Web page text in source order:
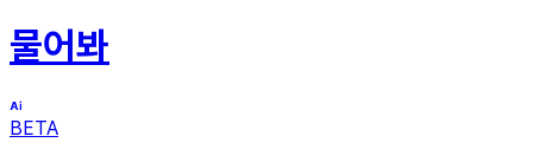
물어봐
BETA